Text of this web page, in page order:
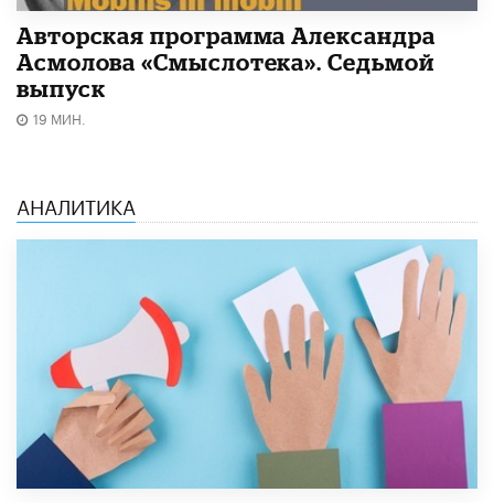
Авторская программа Александра
Асмолова «Смыслотека». Седьмой
выпуск
19 МИН.
АНАЛИТИКА